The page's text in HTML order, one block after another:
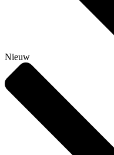
Nieuw